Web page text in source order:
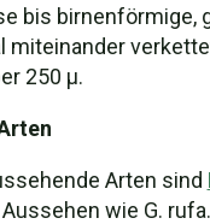
bis birnenförmige,
miteinander
250 µ.
Arten sind
wie G.